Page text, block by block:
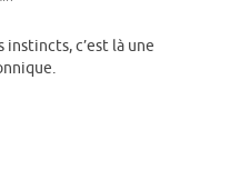
instincts, c’est là une